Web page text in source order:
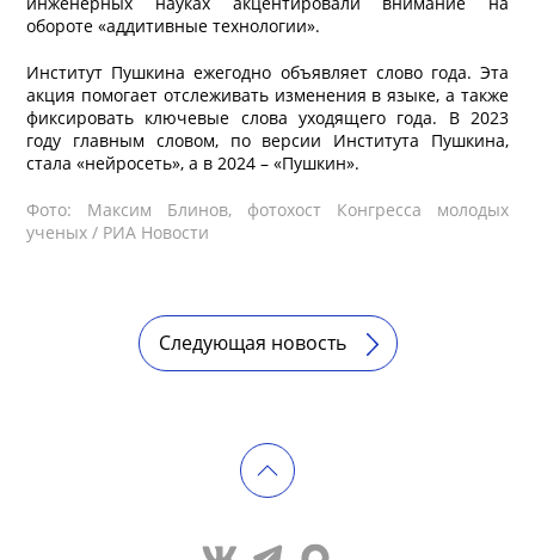
обороте «аддитивные технологии».
Институт Пушкина ежегодно объявляет слово года. Эта
акция помогает отслеживать изменения в языке, а также
фиксировать ключевые слова уходящего года. В 2023
году главным словом, по версии Института Пушкина,
стала «нейросеть», а в 2024 – «Пушкин».
Фото: Максим Блинов, фотохост Конгресса молодых
ученых / РИА Новости
Следующая новость